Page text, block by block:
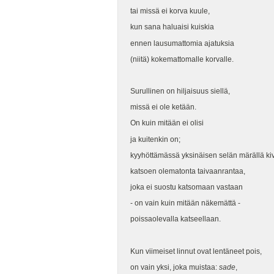
tai missä ei korva kuule,
kun sana haluaisi kuiskia
ennen lausumattomia ajatuksia
(niitä) kokemattomalle korvalle.
Surullinen on hiljaisuus siellä,
missä ei ole ketään.
On kuin mitään ei olisi
ja kuitenkin on;
kyyhöttämässä yksinäisen selän märällä
katsoen olematonta taivaanrantaa,
joka ei suostu katsomaan vastaan
- on vain kuin mitään näkemättä -
poissaolevalla katseellaan.
Kun viimeiset linnut ovat lentäneet pois,
on vain yksi, joka muistaa: sade